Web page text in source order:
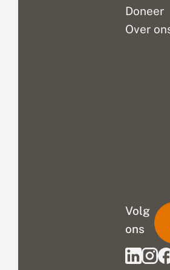
Doneer
Over
Volg
ons